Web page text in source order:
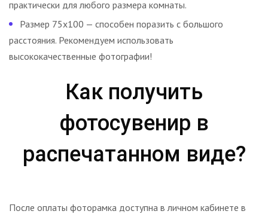
практически для любого размера комнаты.
Размер 75х100 — способен поразить с большого
расстояния. Рекомендуем использовать
высококачественные фотографии!
Как получить
фотосувенир в
распечатанном виде?
После оплаты фоторамка доступна в личном кабинете в